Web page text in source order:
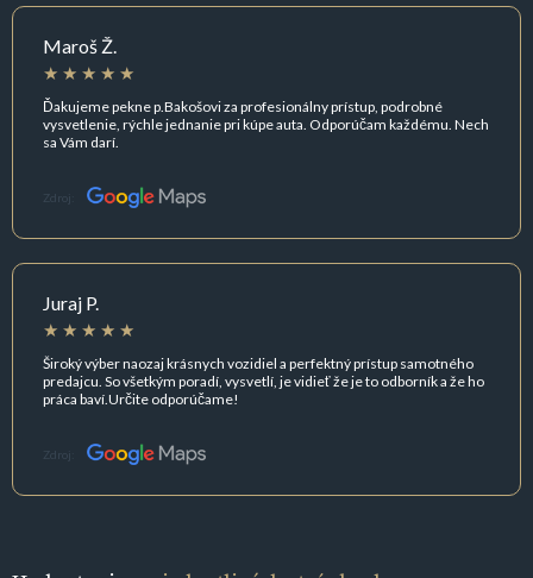
Maroš Ž.
Ďakujeme pekne p.Bakošovi za profesionálny prístup, podrobné
vysvetlenie, rýchle jednanie pri kúpe auta. Odporúčam každému. Nech
sa Vám darí.
Zdroj:
Juraj P.
Široký výber naozaj krásnych vozidiel a perfektný prístup samotného
predajcu. So všetkým poradí, vysvetlí, je vidieť že je to odborník a že ho
práca baví.Určite odporúčame!
Zdroj: